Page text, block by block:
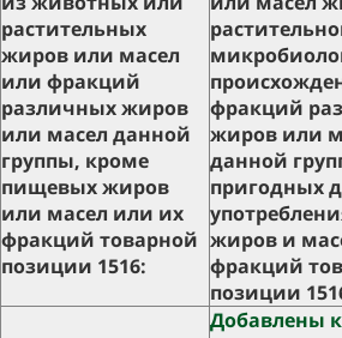
растительных
жиров или масел
или фракций
различных жиров
или масел данной
группы, кроме
пищевых жиров
или масел или их
фракций товарной
позиции 1516:
фракций
жиров или
данной
пригодных
жиров и
фракций
позиции
Добавлены